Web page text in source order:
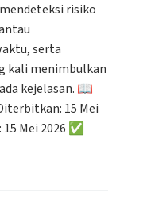
risiko
serta
kali menimbulkan
kejelasan. 📖
15 Mei
Mei 2026 ✅